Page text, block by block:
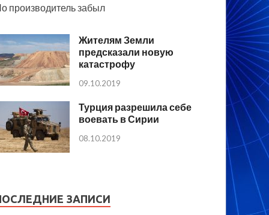
производитель забыл
Жителям Земли
предсказали новую
катастрофу
09.10.2019
Турция разрешила себе
воевать в Сирии
08.10.2019
ЗАПИСИ